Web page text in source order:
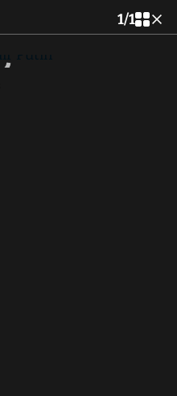
1/1